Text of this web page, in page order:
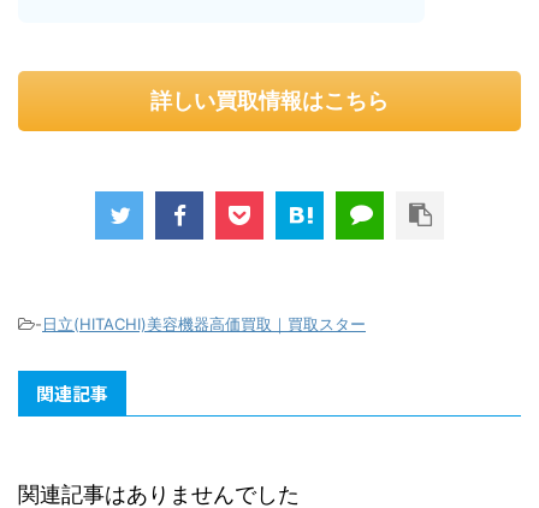
詳しい買取情報はこちら
-日立(HITACHI)美容機器高価買取｜買取スター
関連記事
関連記事はありませんでした